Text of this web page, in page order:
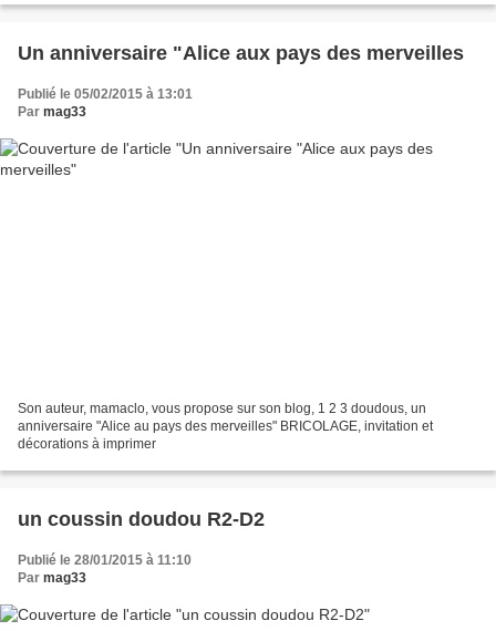
Un anniversaire "Alice aux pays des merveilles
Publié le 05/02/2015 à 13:01
Par mag33
Son auteur, mamaclo, vous propose sur son blog, 1 2 3 doudous, un
anniversaire "Alice au pays des merveilles" BRICOLAGE, invitation et
décorations à imprimer
un coussin doudou R2-D2
Publié le 28/01/2015 à 11:10
Par mag33